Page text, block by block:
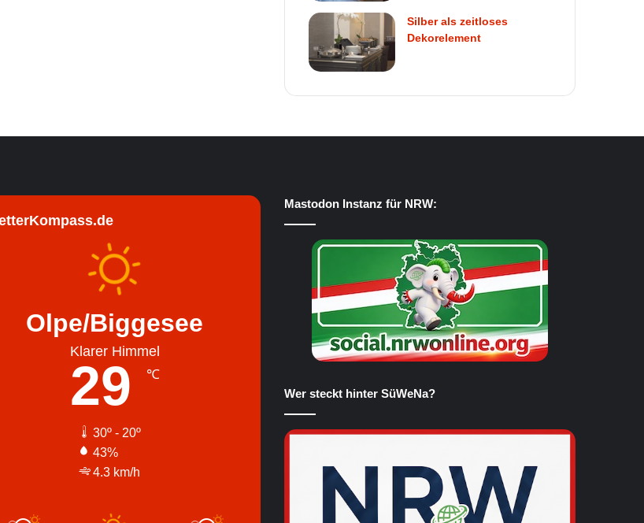
Silber als zeitloses
Dekorelement
Olpe/Biggesee
Klarer Himmel
29 ℃
30º - 20º
43%
4.3 km/h
Mastodon Instanz für NRW:
Wer steckt hinter SüWeNa?